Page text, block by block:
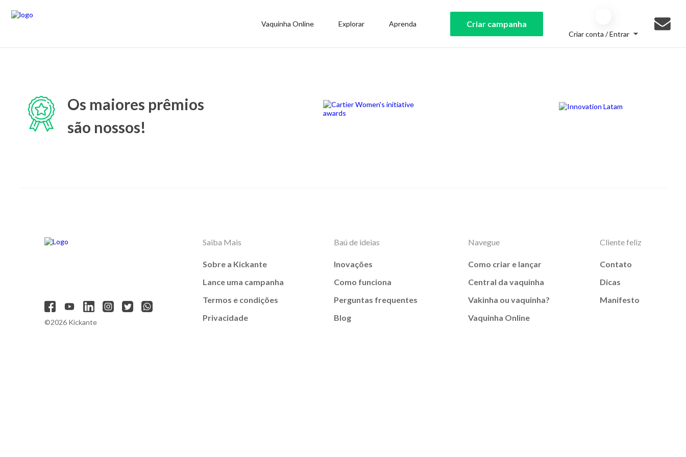
Vaquinha Online Explorar Aprenda Criar campanha
Criar conta / Entrar
Os maiores prêmios
são nossos!
©2026 Kickante
Saiba Mais
Sobre a Kickante
Lance uma campanha
Termos e condições
Privacidade
Baú de ideias
Inovações
Como funciona
Perguntas frequentes
Blog
Navegue
Como criar e lançar
Central da vaquinha
Vakinha ou vaquinha?
Vaquinha Online
Cliente feliz
Contato
Dicas
Manifesto